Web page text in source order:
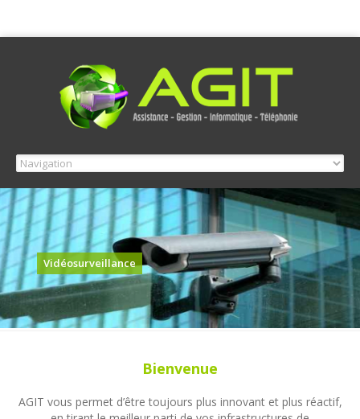
Vidéosurveillance
Bienvenue
AGIT vous permet d’être toujours plus innovant et plus réactif,